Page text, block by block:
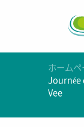
ホームペ
Journée
Vee